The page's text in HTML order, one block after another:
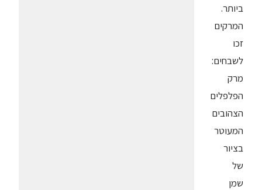
ביותר.
המרקים
זכו
לשבחים:
מרק
הפלפלים
הצהובים
המעוטר
בציור
של
שמן